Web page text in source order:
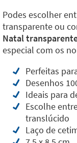
Podes escolher
transparente ou
Natal
especial com os
Perfeitas
Desenhos
Ideais para
Escolhe
translúcido
Laço de